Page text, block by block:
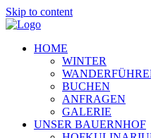
Skip to content
HOME
WINTER
BUCHEN
ANFRAGEN
GALERIE
UNSER BAUERNHOF